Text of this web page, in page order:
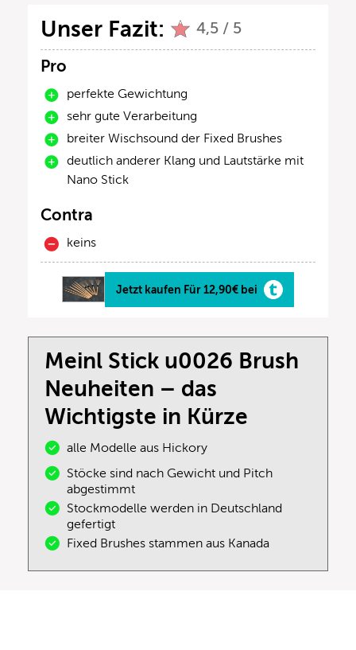
Unser Fazit: 4,5 / 5
Pro
perfekte Gewichtung
sehr gute Verarbeitung
breiter Wischsound der Fixed Brushes
deutlich anderer Klang und Lautstärke mit
Nano Stick
Contra
keins
Jetzt kaufen Für 12,90€ bei
Meinl Stick u0026 Brush
Neuheiten – das
Wichtigste in Kürze
alle Modelle aus Hickory
Stöcke sind nach Gewicht und Pitch
abgestimmt
Stockmodelle werden in Deutschland
gefertigt
Fixed Brushes stammen aus Kanada